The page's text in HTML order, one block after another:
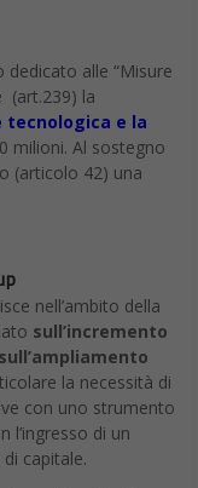
dedicato alle “Misure
(art.239) la
tecnologica e la
milioni. Al sostegno
(articolo 42) una
nell’ambito della
sull’incremento
sull’ampliamento
la necessità di
con uno strumento
l’ingresso di un
capitale.